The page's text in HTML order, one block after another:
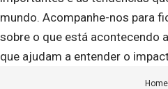
mundo. Acompanhe-nos para
sobre o que está acontecendo
que ajudam a entender o
Home